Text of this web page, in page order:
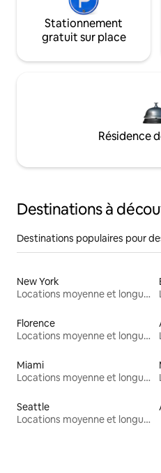
Stationnement
gratuit sur place
Résidence
Destinations à
Destinations populaires pour
New York
Locations moyenne et longue durée
Florence
Locations moyenne et longue durée
Miami
Locations moyenne et longue durée
Seattle
Locations moyenne et longue durée